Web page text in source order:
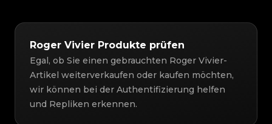
Roger Vivier Produkte prüfen
Egal, ob Sie einen gebrauchten Roger Vivier-
Artikel weiterverkaufen oder kaufen möchten,
wir können bei der Authentifizierung helfen
und Repliken erkennen.